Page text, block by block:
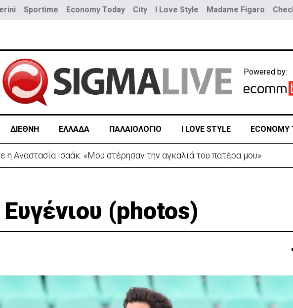
Sportime Economy Today City I Love Style Madame Figaro
Powered by:
ΔΙΕΘΝΗ ΕΛΛΑΔΑ ΠΑΛΑΙΟΛΟΓΙΟ I LOVE STYLE ECONOMY
όπλων από Τουρκία προς Ουκρανία -Κίνηση με μήνυμα προς Μόσχα;
(photos)